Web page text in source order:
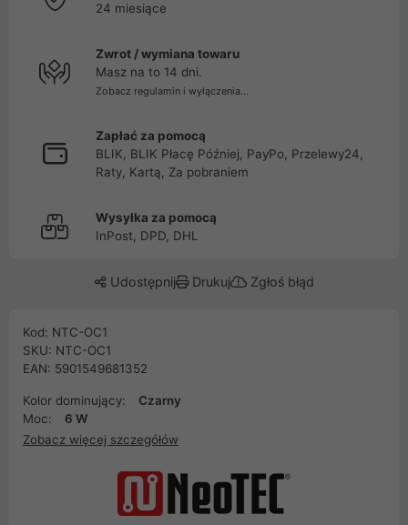
24 miesiące
Zwrot / wymiana towaru
Masz na to 14 dni.
Zobacz regulamin i wyłączenia...
Zapłać za pomocą
BLIK, BLIK Płacę Później, PayPo, Przelewy24,
Raty, Kartą, Za pobraniem
Wysyłka za pomocą
InPost, DPD, DHL
Udostępnij Drukuj Zgłoś błąd
Kod: NTC-OC1
SKU: NTC-OC1
EAN: 5901549681352
Kolor dominujący:
Czarny
Moc:
6 W
Zobacz więcej szczegółów